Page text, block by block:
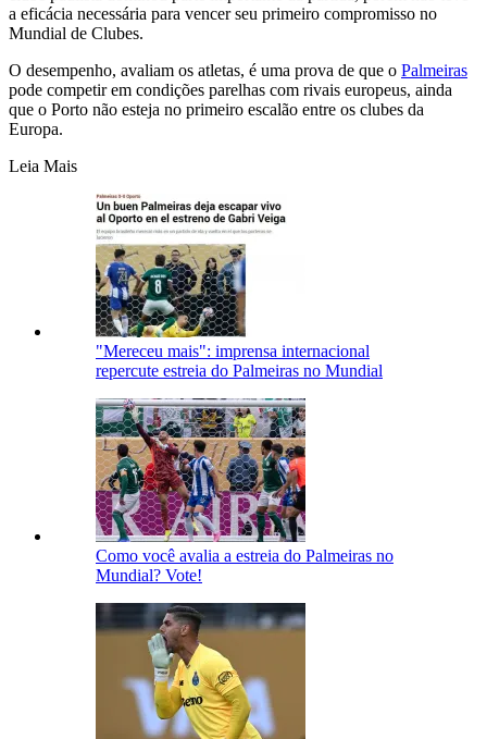
a eficácia necessária para vencer seu primeiro compromisso no
Mundial de Clubes.
O desempenho, avaliam os atletas, é uma prova de que o Palmeiras
pode competir em condições parelhas com rivais europeus, ainda
que o Porto não esteja no primeiro escalão entre os clubes da
Europa.
Leia Mais
"Mereceu mais": imprensa internacional
repercute estreia do Palmeiras no Mundial
Como você avalia a estreia do Palmeiras no
Mundial? Vote!